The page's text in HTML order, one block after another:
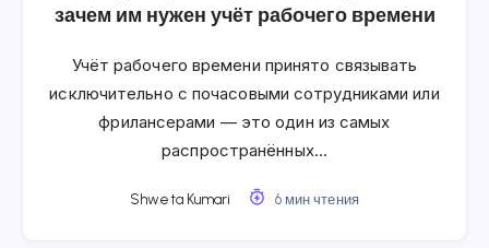
зачем им нужен учёт рабочего времени
Учёт рабочего времени принято связывать
исключительно с почасовыми сотрудниками или
фрилансерами — это один из самых
распространённых…
Shweta Kumari 6 мин чтения